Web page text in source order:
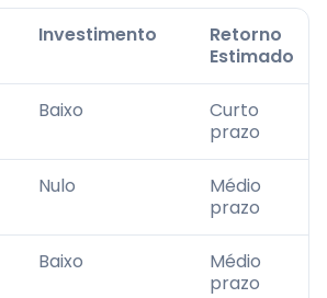
Investimento
Retorno
Estimado
Baixo
Curto
prazo
Nulo
Médio
prazo
Baixo
Médio
prazo